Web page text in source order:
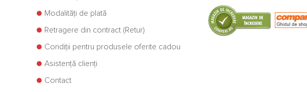
Modalități de plată
Retragere din contract (Retur)
Condiții pentru produsele oferite cadou
Asistență clienți
Contact